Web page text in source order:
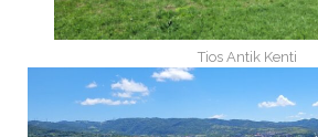
Tios Antik Kenti